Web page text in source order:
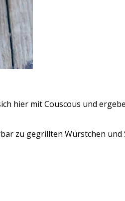
hier mit Couscous und
zu gegrillten Würstchen